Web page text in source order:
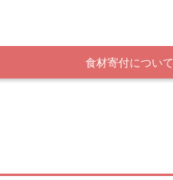
食材寄付について